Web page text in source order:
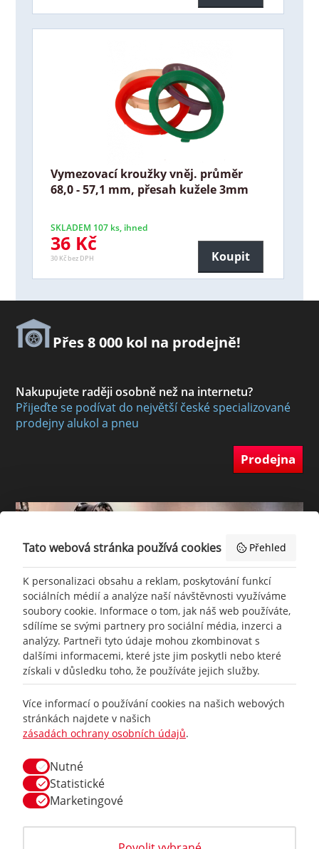
Vymezovací kroužky vněj. průměr
68,0 - 57,1 mm, přesah kužele 3mm
SKLADEM 107 ks, ihned
36 Kč
30 Kč bez DPH Koupit
Přes 8 000 kol na prodejně!
Nakupujete raději osobně než na internetu?
Přijeďte se podívat do největší české specializované
prodejny alukol a pneu
Prodejna
+420777 465 460
info@racing-line.cz
Facebook
Tato webová stránka používá cookies Přehled
K personalizaci obsahu a reklam, poskytování funkcí
sociálních médií a analýze naší návštěvnosti využíváme
soubory cookie. Informace o tom, jak náš web používáte,
sdílíme se svými partnery pro sociální média, inzerci a
analýzy. Partneři tyto údaje mohou zkombinovat s
dalšími informacemi, které jste jim poskytli nebo které
získali v důsledku toho, že používáte jejich služby.
Více informací o používání cookies na našich webových
stránkách najdete v našich
zásadách ochrany osobních údajů.
Nutné
Statistické
Marketingové